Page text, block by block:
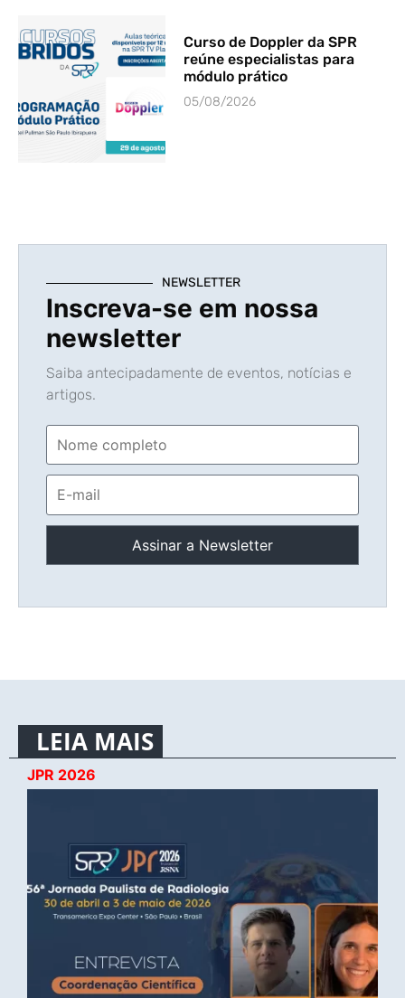
Curso de Doppler da SPR
reúne especialistas para
módulo prático
05/08/2026
NEWSLETTER
Inscreva-se em nossa
newsletter
Saiba antecipadamente de eventos, notícias e
artigos.
LEIA MAIS
JPR 2026